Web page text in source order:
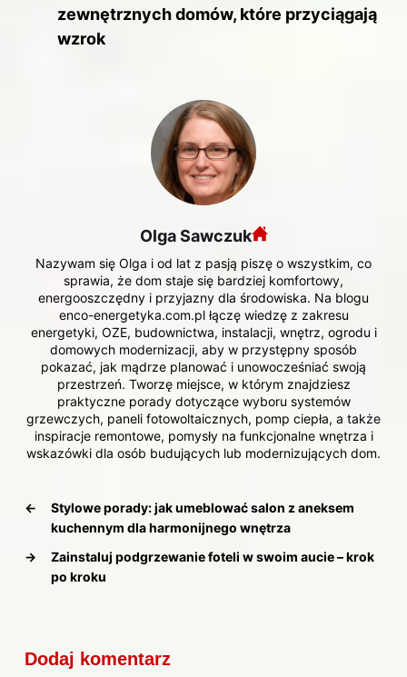
zewnętrznych domów, które przyciągają
wzrok
Olga Sawczuk
Nazywam się Olga i od lat z pasją piszę o wszystkim, co
sprawia, że dom staje się bardziej komfortowy,
energooszczędny i przyjazny dla środowiska. Na blogu
enco-energetyka.com.pl łączę wiedzę z zakresu
energetyki, OZE, budownictwa, instalacji, wnętrz, ogrodu i
domowych modernizacji, aby w przystępny sposób
pokazać, jak mądrze planować i unowocześniać swoją
przestrzeń. Tworzę miejsce, w którym znajdziesz
praktyczne porady dotyczące wyboru systemów
grzewczych, paneli fotowoltaicznych, pomp ciepła, a także
inspiracje remontowe, pomysły na funkcjonalne wnętrza i
wskazówki dla osób budujących lub modernizujących dom.
←
Stylowe porady: jak umeblować salon z aneksem
kuchennym dla harmonijnego wnętrza
→
Zainstaluj podgrzewanie foteli w swoim aucie – krok
po kroku
Dodaj komentarz